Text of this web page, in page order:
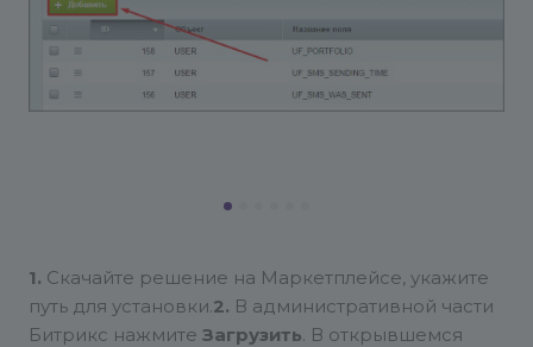
1. Скачайте решение на Маркетплейсе, укажите
путь для установки.2. В административной части
Битрикс нажмите Загрузить. В открывшемся